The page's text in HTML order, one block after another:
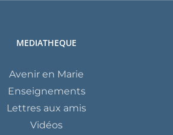
MEDIATHEQUE
Avenir en Marie
Enseignements
Lettres aux amis
Vidéos